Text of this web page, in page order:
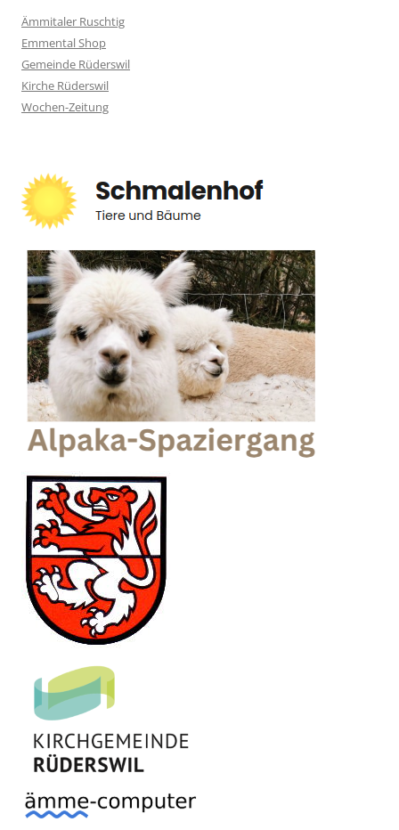
Ämmitaler Ruschtig
Emmental Shop
Gemeinde Rüderswil
Kirche Rüderswil
Wochen-Zeitung